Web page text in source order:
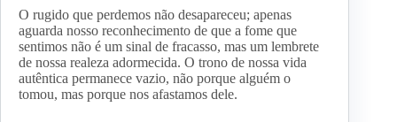
O rugido que perdemos não desapareceu; apenas
aguarda nosso reconhecimento de que a fome que
sentimos não é um sinal de fracasso, mas um lembrete
de nossa realeza adormecida. O trono de nossa vida
autêntica permanece vazio, não porque alguém o
tomou, mas porque nos afastamos dele.